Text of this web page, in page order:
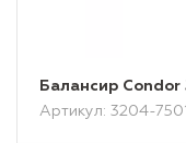
Балансир Condor
Артикул: 3204-7501